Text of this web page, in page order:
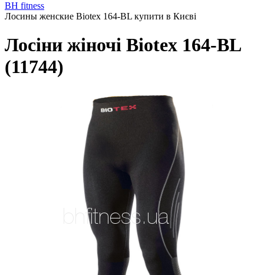
BH fitness
Лосины женские Biotex 164-BL купити в Києві
Лосіни жіночі Biotex 164-BL
(11744)